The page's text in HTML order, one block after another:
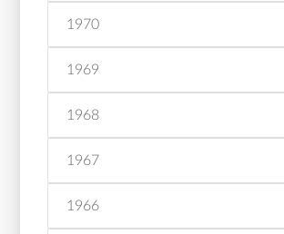
1970
1969
1968
1967
1966